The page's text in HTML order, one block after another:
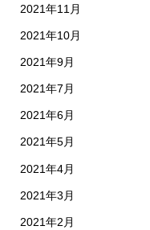
2021年11月
2021年10月
2021年9月
2021年7月
2021年6月
2021年5月
2021年4月
2021年3月
2021年2月